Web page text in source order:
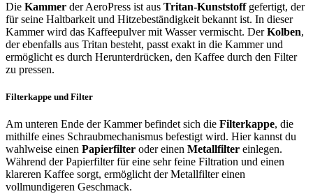
Die Kammer der AeroPress ist aus Tritan-Kunststoffgefertigt, der
für seine Haltbarkeit und Hitzebeständigkeit bekannt ist. In dieser
Kammer wird das Kaffeepulver mit Wasser vermischt. DerKolben,
der ebenfalls aus Tritan besteht, passt exakt in die Kammer und
ermöglicht es durch Herunterdrücken, den Kaffee durch den Filter
zu pressen.
Filterkappe und Filter
Am unteren Ende der Kammer befindet sich die Filterkappe, die
mithilfe eines Schraubmechanismus befestigt wird. Hier kannst du
wahlweise einen Papierfilter oder einen Metallfilter einlegen.
Während der Papierfilter für eine sehr feine Filtration und einen
klareren Kaffee sorgt, ermöglicht der Metallfilter einen
vollmundigeren Geschmack.